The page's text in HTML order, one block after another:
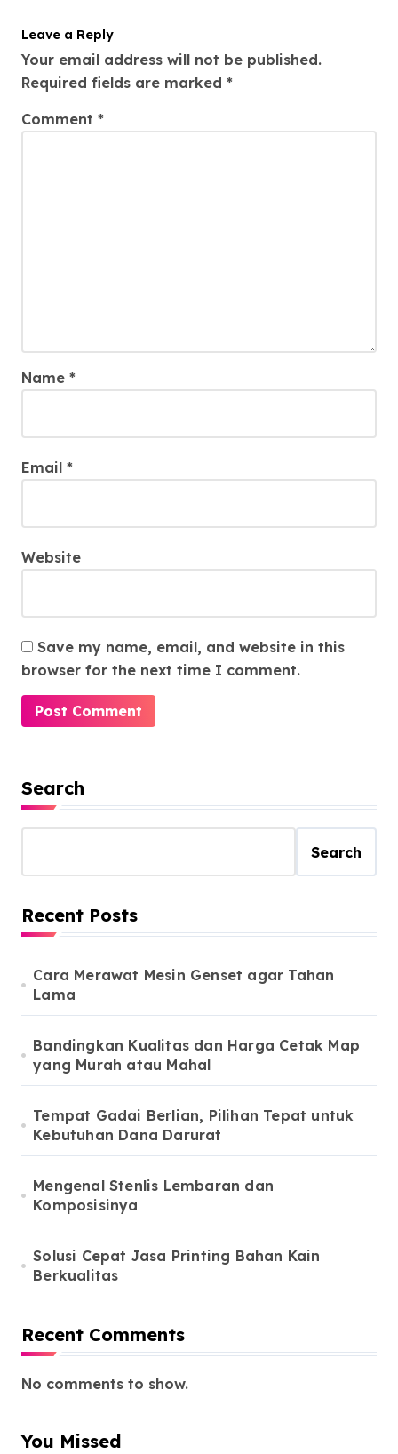
n
Leave a Reply
Your email address will not be published.
Required fields are marked *
Comment *
Name *
Email *
Website
Save my name, email, and website in this
browser for the next time I comment.
Search
Search
Recent Posts
Cara Merawat Mesin Genset agar Tahan
Lama
Bandingkan Kualitas dan Harga Cetak Map
yang Murah atau Mahal
Tempat Gadai Berlian, Pilihan Tepat untuk
Kebutuhan Dana Darurat
Mengenal Stenlis Lembaran dan
Komposisinya
Solusi Cepat Jasa Printing Bahan Kain
Berkualitas
Recent Comments
No comments to show.
You Missed